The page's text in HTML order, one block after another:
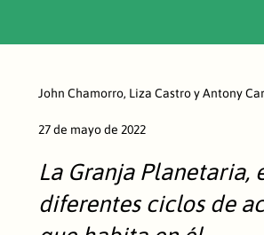
John Chamorro, Liza Castro y Antony
27 de mayo de 2022
La Granja
diferentes ciclos de